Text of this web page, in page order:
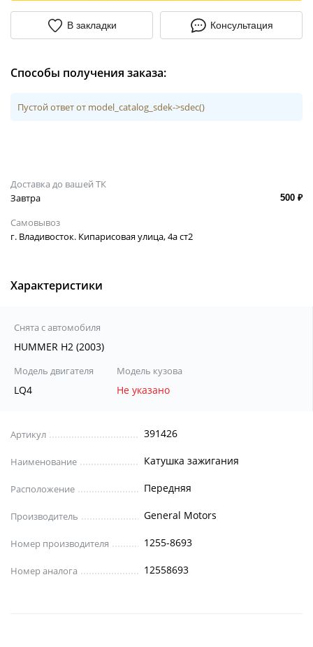
В закладки Консультация
Способы получения заказа:
Пустой ответ от model_catalog_sdek->sdec()
Доставка до вашей ТК
Завтра
500 ₽
Самовывоз
г. Владивосток. Кипарисовая улица, 4а ст2
Характеристики
Снята с автомобиля
HUMMER H2 (2003)
Модель двигателя
LQ4
Модель кузова
Не указано
Артикул 391426
Наименование Катушка зажигания
Расположение Передняя
Производитель General Motors
Номер производителя 1255-8693
Номер аналога 12558693